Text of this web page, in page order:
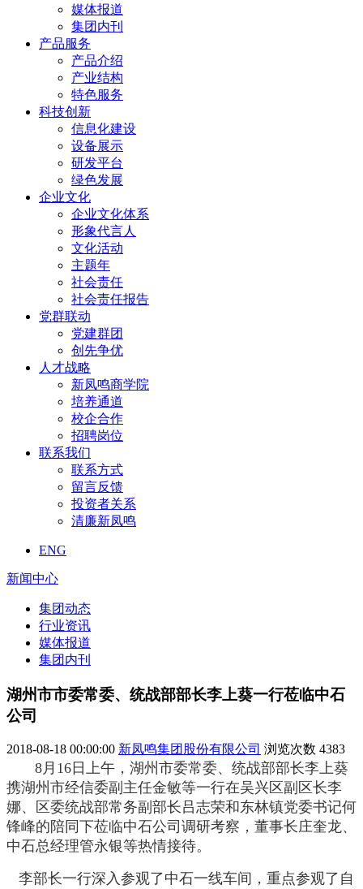
媒体报道
集团内刊
产品服务
产品介绍
产业结构
特色服务
科技创新
信息化建设
设备展示
研发平台
绿色发展
企业文化
企业文化体系
形象代言人
文化活动
主题年
社会责任
社会责任报告
党群联动
党建群团
创先争优
人才战略
新凤鸣商学院
培养通道
校企合作
招聘岗位
联系我们
联系方式
留言反馈
投资者关系
清廉新凤鸣
ENG
新闻中心
集团动态
行业资讯
媒体报道
集团内刊
湖州市市委常委、统战部部长李上葵一行莅临中石
公司
2018-08-18 00:00:00 新凤鸣集团股份有限公司 浏览次数 4383
8月16日上午，湖州市委常委、统战部部长李上葵
携湖州市经信委副主任金敏等一行在吴兴区副区长李
娜、区委统战部常务副部长吕志荣和东林镇党委书记何
锋峰的陪同下莅临中石公司调研考察， 董事长庄奎龙、
中石总经理管永银等热情接待。
李部长一行深入参观了中石一线车间， 重点参观了自